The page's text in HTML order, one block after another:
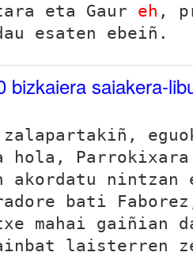
eta Gaur eh ,
esaten ebeiñ.
bizkaiera saiakera-
zalapartakiñ,
hola,
akordatu nintzan
bati
mahai gaiñian
laisterren